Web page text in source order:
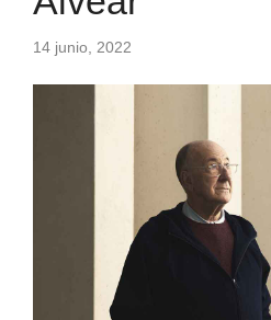
14 junio, 2022